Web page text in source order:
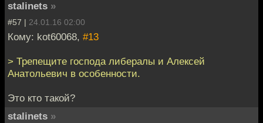
stalinets »
#57 | 24.01.16 02:00
Кому: kot60068, #13
> Трепещите господа либералы и Алексей
Анатольевич в особенности.
Это кто такой?
stalinets »